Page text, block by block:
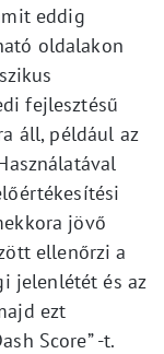
eddig
oldalakon
fejlesztésű
áll, például az
jövő
ellenőrzi a
jelenlétét és az
ezt
Score” -t.